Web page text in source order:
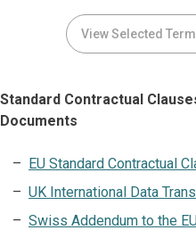
View Selected
Standard Contractual
Documents
EU Standard Contractual
UK International Data
Swiss Addendum to the